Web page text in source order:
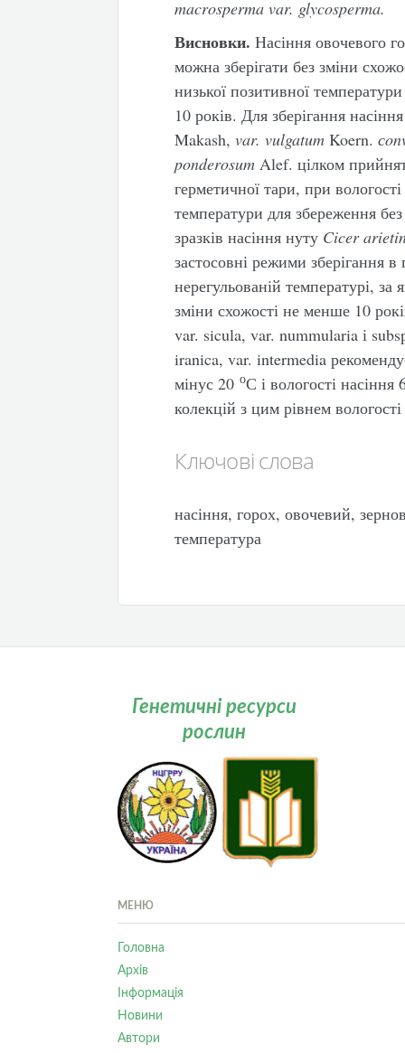
macrosperma var. glycosperma.
Висновки. Насіння овочевого
можна зберігати без зміни
низької позитивної
10 років. Для зберігання
Makash,var. vulgatum Koern.
ponderosum Alef. цілком
герметичної тари, при
температури для збереження
зразків насіння нуту Cicer
застосовні режими зберігання
нерегульованій температурі, за
зміни схожості не менше 10
var. sicula, var. nummularia і
iranica, var. intermedia
мінус 20оС і вологості
колекцій з цим рівнем
Ключові слова
насіння, горох, овочевий,
температура
Генетичні ресурси
рослин
МЕНЮ
Головна
Архів
Інформація
Новини
Автори